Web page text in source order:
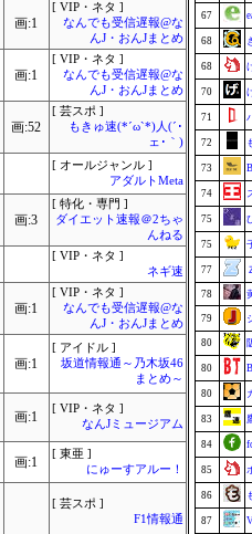
画:1
[ VIP・ネタ ]
なんでも受信遅報@な
んJ・おんJまとめ
画:1
[ VIP・ネタ ]
なんでも受信遅報@な
んJ・おんJまとめ
画:52
[ 芸スポ ]
もきゅ速(*´ω`*)人(´･
ェ･｀)
[ オールジャンル ]
アダルトMeta
画:3
[ 特化・専門 ]
ダイエット速報＠2ちゃ
んねる
[ VIP・ネタ ]
ネギ速
画:1
[ VIP・ネタ ]
なんでも受信遅報@な
んJ・おんJまとめ
画:1
[ アイドル ]
坂道情報通～乃木坂46
まとめ～
画:1
[ VIP・ネタ ]
なんJミュージアム
画:1
[ 東亜 ]
にゅーすアルー！
[ 芸スポ ]
F1情報通
67
68
68
70
71
72
73
74
75
75
77
78
79
80
80
80
83
84
85
86
87